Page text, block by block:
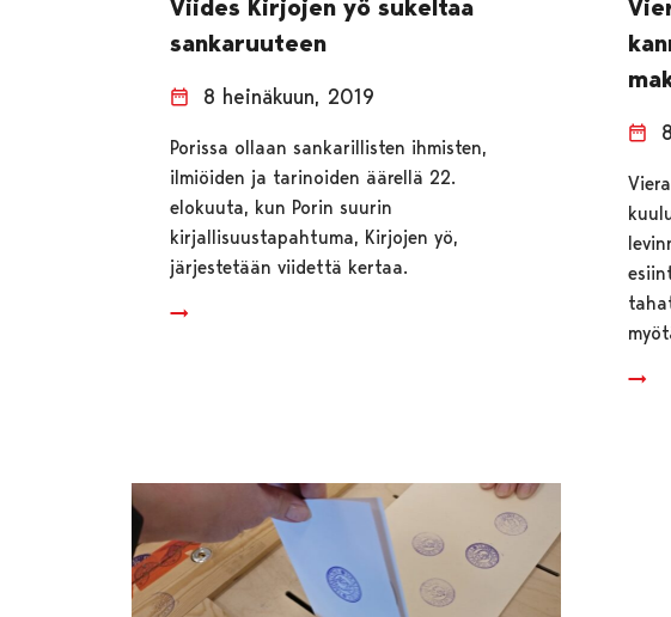
Viides Kirjojen yö sukeltaa
sankaruuteen
8 heinäkuun, 2019
Porissa ollaan sankarillisten ihmisten,
ilmiöiden ja tarinoiden äärellä 22.
elokuuta, kun Porin suurin
kirjallisuustapahtuma, Kirjojen yö,
järjestetään viidettä kertaa.